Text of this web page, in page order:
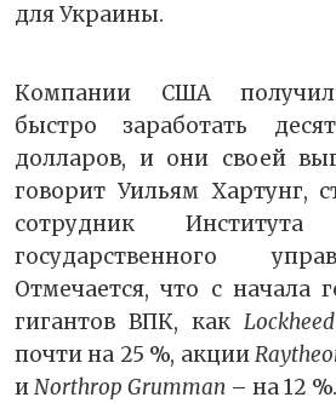
для Украины.
Компании США
быстро заработать
долларов, и они своей
говорит Уильям Хартунг,
сотрудник Института
государственного
Отмечается, что с начала
гигантов ВПК, как
почти на 25 %, акции
иNorthrop Grumman – на 12 %.